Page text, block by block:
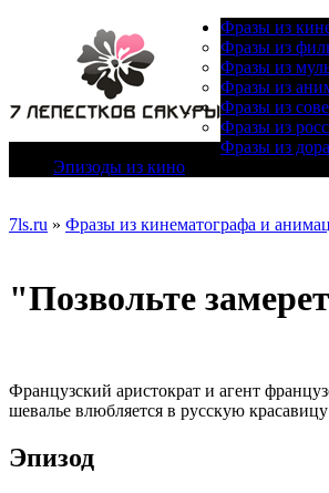
Фразы из
Фразы из
Фразы из
Фразы из
Фразы из
Фразы из
Фразы из
Эпизоды из кино
7ls.ru » Фразы из кинематографа и
"Позвольте
Французский аристократ и агент
шевалье влюбляется в русскую
Эпизод